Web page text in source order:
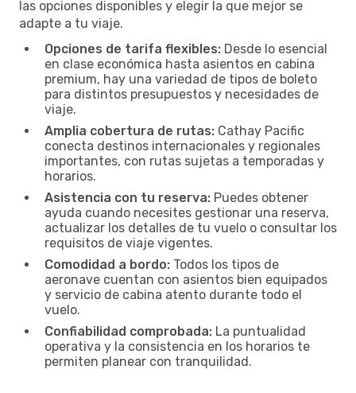
las opciones disponibles y elegir la que mejor se
adapte a tu viaje.
Opciones de tarifa flexibles: Desde lo esencial
en clase económica hasta asientos en cabina
premium, hay una variedad de tipos de boleto
para distintos presupuestos y necesidades de
viaje.
Amplia cobertura de rutas: Cathay Pacific
conecta destinos internacionales y regionales
importantes, con rutas sujetas a temporadas y
horarios.
Asistencia con tu reserva: Puedes obtener
ayuda cuando necesites gestionar una reserva,
actualizar los detalles de tu vuelo o consultar los
requisitos de viaje vigentes.
Comodidad a bordo: Todos los tipos de
aeronave cuentan con asientos bien equipados
y servicio de cabina atento durante todo el
vuelo.
Confiabilidad comprobada: La puntualidad
operativa y la consistencia en los horarios te
permiten planear con tranquilidad.